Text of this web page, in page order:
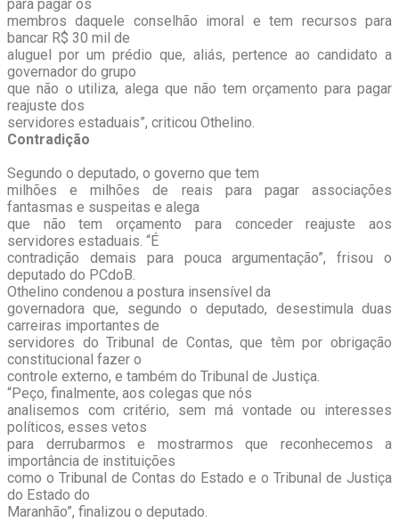
para pagar os
membros daquele conselhão imoral e tem recursos para
bancar R$ 30 mil de
aluguel por um prédio que, aliás, pertence ao candidato a
governador do grupo
que não o utiliza, alega que não tem orçamento para pagar
reajuste dos
servidores estaduais”, criticou Othelino.
Contradição
Segundo o deputado, o governo que tem
milhões e milhões de reais para pagar associações
fantasmas e suspeitas e alega
que não tem orçamento para conceder reajuste aos
servidores estaduais. “É
contradição demais para pouca argumentação”, frisou o
deputado do PCdoB.
Othelino condenou a postura insensível da
governadora que, segundo o deputado, desestimula duas
carreiras importantes de
servidores do Tribunal de Contas, que têm por obrigação
constitucional fazer o
controle externo, e também do Tribunal de Justiça.
“Peço, finalmente, aos colegas que nós
analisemos com critério, sem má vontade ou interesses
políticos, esses vetos
para derrubarmos e mostrarmos que reconhecemos a
importância de instituições
como o Tribunal de Contas do Estado e o Tribunal de Justiça
do Estado do
Maranhão”, finalizou o deputado.